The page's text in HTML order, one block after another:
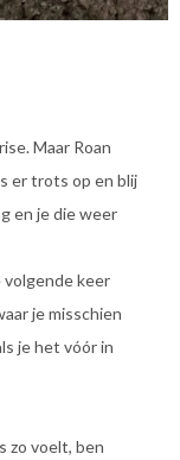
Maar Roan
er trots op en blij
en je die weer
keer
je misschien
je het vóór in
zo voelt, ben